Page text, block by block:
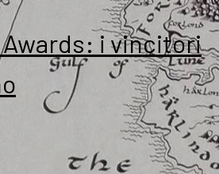
i vincitori